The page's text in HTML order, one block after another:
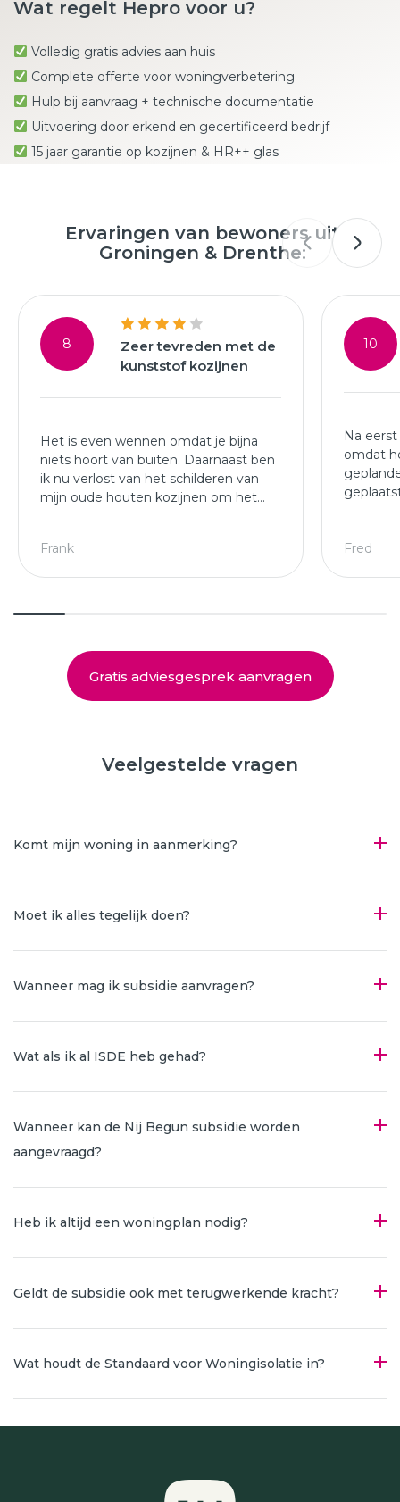
Wat regelt Hepro voor u?
Volledig gratis advies aan huis
Complete offerte voor woningverbetering
Hulp bij aanvraag + technische documentatie
Uitvoering door erkend en gecertificeerd bedrijf
15 jaar garantie op kozijnen & HR++ glas
Ervaringen van bewoners uit
Groningen & Drenthe:
8
Zeer tevreden met de
kunststof kozijnen
Het is even wennen omdat je bijna
niets hoort van buiten. Daarnaast ben
ik nu verlost van het schilderen van
mijn oude houten kozijnen om het
deuren hebben geplaatst.
Frank
10
Na
omdat
Fred
Gratis adviesgesprek aanvragen
Veelgestelde vragen
Komt mijn woning in aanmerking?
Moet ik alles tegelijk doen?
Wanneer mag ik subsidie aanvragen?
Wat als ik al ISDE heb gehad?
Wanneer kan de Nij Begun subsidie worden
aangevraagd?
Heb ik altijd een woningplan nodig?
Geldt de subsidie ook met terugwerkende kracht?
Wat houdt de Standaard voor Woningisolatie in?